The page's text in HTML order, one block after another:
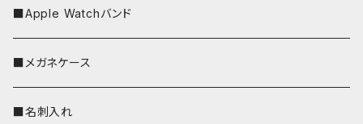
■Apple Watchバンド
■メガネケース
■名刺入れ